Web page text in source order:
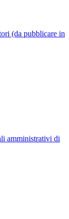
(da pubblicare in
amministrativi di